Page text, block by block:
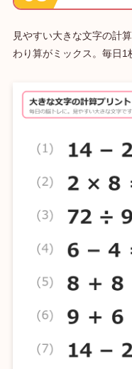
見やすい大きな文字の計
わり算がミックス。毎日1